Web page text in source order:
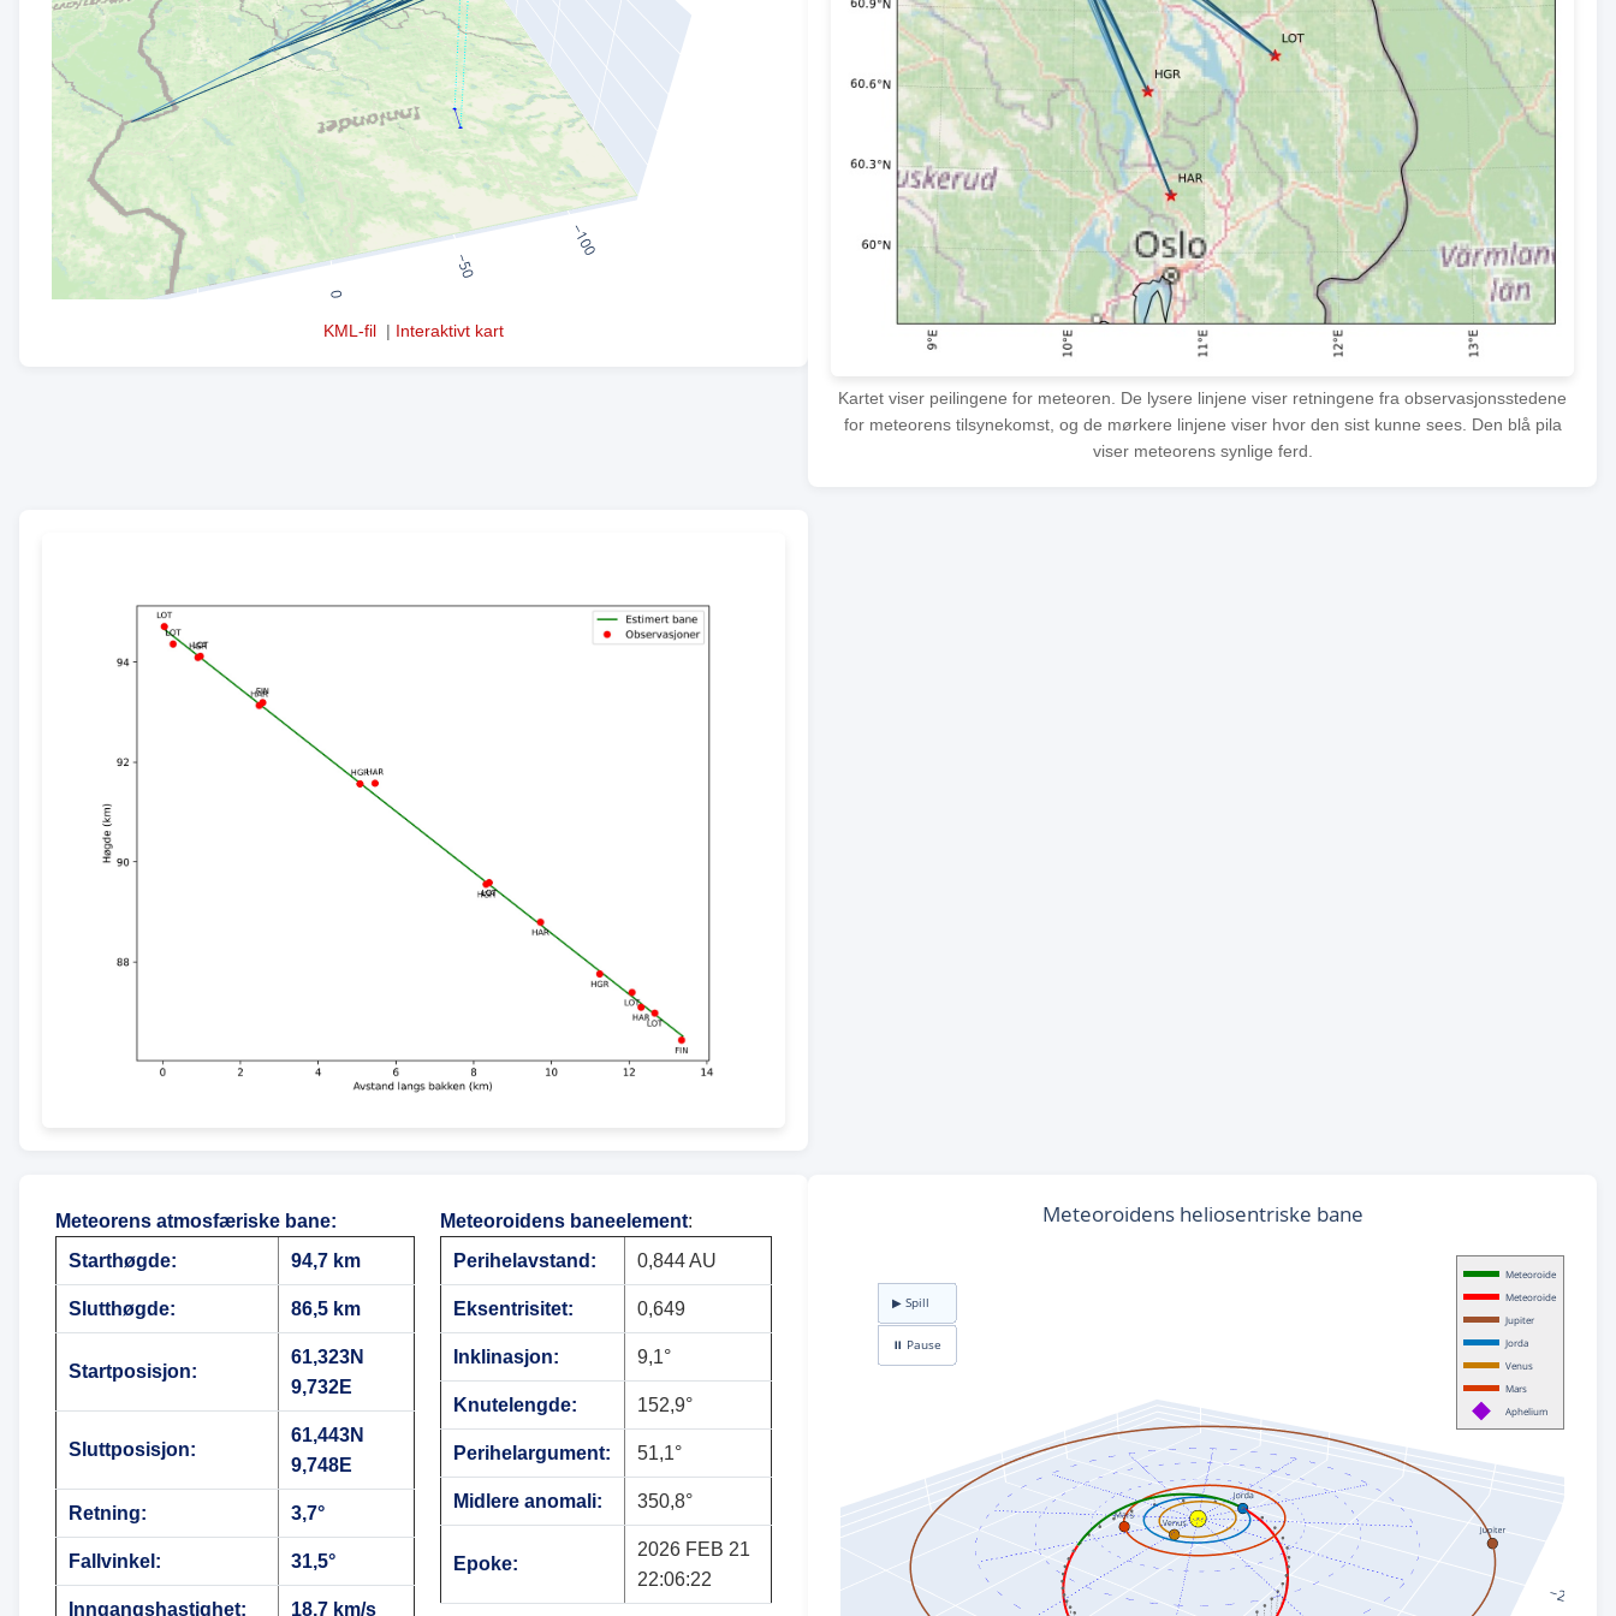
KML-fil | Interaktivt kart
Kartet viser peilingene for meteoren. De lysere linjene viser retningene fra observasjonsstedene
for meteorens tilsynekomst, og de mørkere linjene viser hvor den sist kunne sees. Den blå pila
viser meteorens synlige ferd.
Meteorens atmosfæriske bane:
Starthøgde:
94,7 km
Slutthøgde: 86,5 km
Startposisjon:
61,323N
9,732E
Sluttposisjon:
61,443N
9,748E
Retning: 3,7°
Fallvinkel: 31,5°
Inngangshastighet: 18,7 km/s
Meteoroidens baneelement:
Perihelavstand:
0,844 AU
Eksentrisitet: 0,649
Inklinasjon: 9,1°
Knutelengde: 152,9°
Perihelargument: 51,1°
Midlere anomali: 350,8°
Epoke:
2026 FEB 21
22:06:22